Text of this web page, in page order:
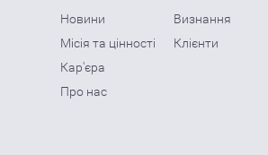
Новини
Місія та цінності
Кар'єра
Про нас
Визнання
Клієнти